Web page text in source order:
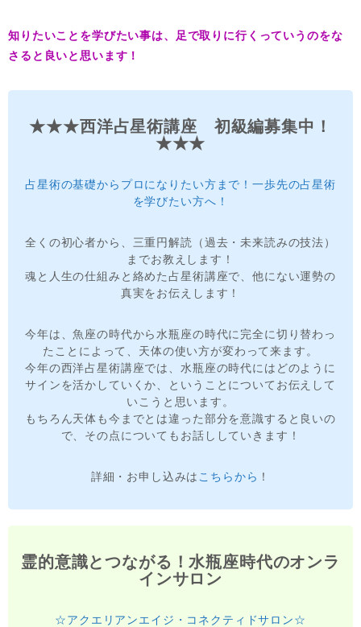
知りたいことを学びたい事は、足で取りに行くっていうのをな
さると良いと思います！
★★★西洋占星術講座 初級編募集中！
★★★
占星術の基礎からプロになりたい方まで！一歩先の占星術
を学びたい方へ！
全くの初心者から、三重円解読（過去・未来読みの技法）
までお教えします！
魂と人生の仕組みと絡めた占星術講座で、他にない運勢の
真実をお伝えします！
今年は、魚座の時代から水瓶座の時代に完全に切り替わっ
たことによって、天体の使い方が変わって来ます。
今年の西洋占星術講座では、水瓶座の時代にはどのように
サインを活かしていくか、ということについてお伝えして
いこうと思います。
もちろん天体も今までとは違った部分を意識すると良いの
で、その点についてもお話ししていきます！
詳細・お申し込みは こちらから ！
霊的意識とつながる！水瓶座時代のオンラ
インサロン
☆アクエリアンエイジ・コネクティドサロン☆